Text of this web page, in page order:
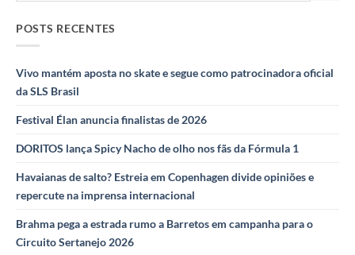
POSTS RECENTES
Vivo mantém aposta no skate e segue como patrocinadora oficial
da SLS Brasil
Festival Élan anuncia finalistas de 2026
DORITOS lança Spicy Nacho de olho nos fãs da Fórmula 1
Havaianas de salto? Estreia em Copenhagen divide opiniões e
repercute na imprensa internacional
Brahma pega a estrada rumo a Barretos em campanha para o
Circuito Sertanejo 2026